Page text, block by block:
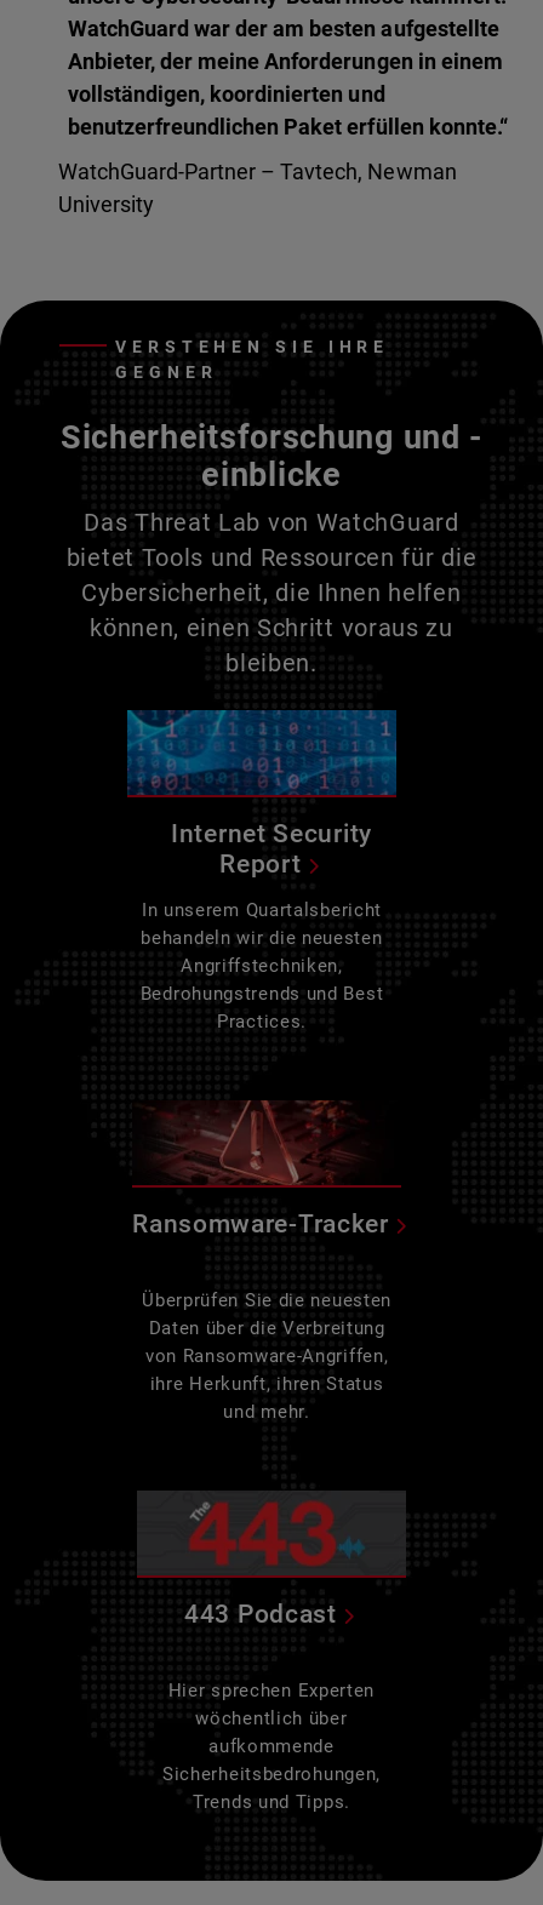
WatchGuard war der am besten aufgestellte
Anbieter, der meine Anforderungen in einem
vollständigen, koordinierten und
benutzerfreundlichen Paket erfüllen konnte.“
WatchGuard-Partner – Tavtech, Newman
University
VERSTEHEN SIE IHRE
GEGNER
Sicherheitsforschung und -
einblicke
Das Threat Lab von WatchGuard
bietet Tools und Ressourcen für die
Cybersicherheit, die Ihnen helfen
können, einen Schritt voraus zu
bleiben.
Internet Security
Report
In unserem Quartalsbericht
behandeln wir die neuesten
Angriffstechniken,
Bedrohungstrends und Best
Practices.
Ransomware-Tracker
Überprüfen Sie die neuesten
Daten über die Verbreitung
von Ransomware-Angriffen,
ihre Herkunft, ihren Status
und mehr.
443 Podcast
Hier sprechen Experten
wöchentlich über
aufkommende
Sicherheitsbedrohungen,
Trends und Tipps.